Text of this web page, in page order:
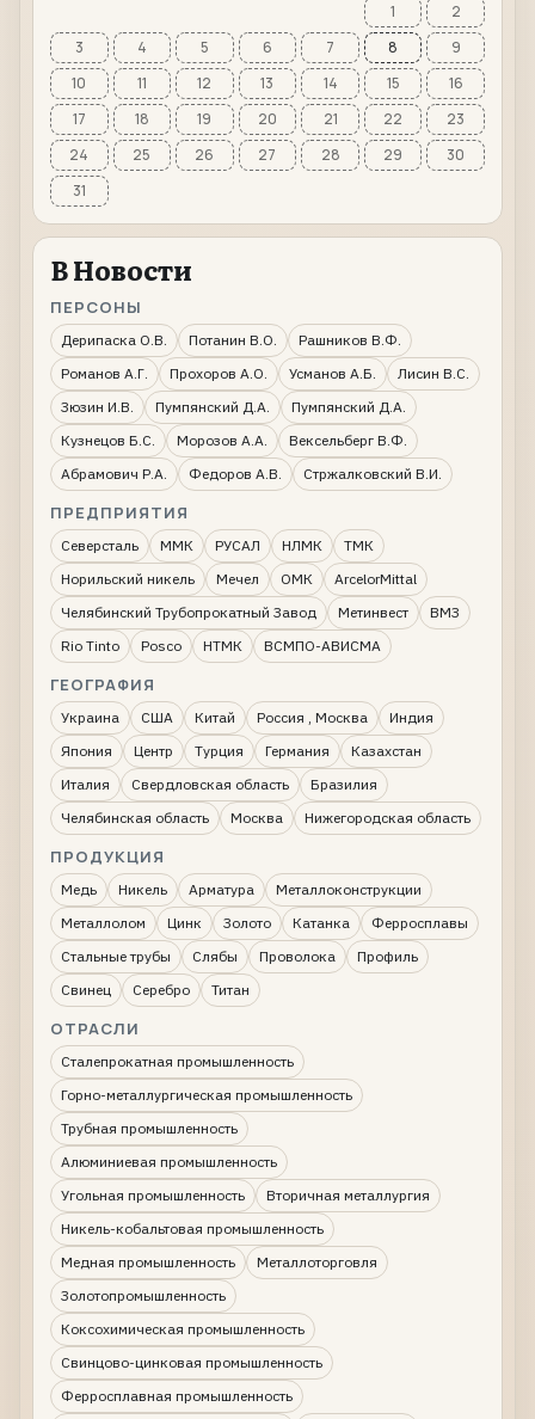
1
2
3
4 5 6 7 8
9
10
11 12 13 14 15
16
17
18 19 20 21 22
23
24
25 26 27 28 29
30
31
В Новости
ПЕРСОНЫ
Дерипаска О.В. Потанин В.О.
Рашников В.Ф.
Романов А.Г.
Прохоров А.О. Усманов А.Б.
Лисин В.С.
Зюзин И.В.
Пумпянский Д.А.
Пумпянский Д.А.
Кузнецов Б.С.
Морозов А.А.
Вексельберг В.Ф.
Абрамович Р.А.
Федоров А.В. Стржалковский В.И.
ПРЕДПРИЯТИЯ
Северсталь ММК РУСАЛ НЛМК
ТМК
Норильский никель
Мечел ОМК
ArcelorMittal
Челябинский Трубопрокатный Завод
Метинвест
ВМЗ
Rio Tinto
Posco НТМК ВСМПО-АВИСМА
ГЕОГРАФИЯ
Украина США Китай Россия , Москва
Индия
Япония
Центр Турция Германия
Казахстан
Италия
Свердловская область
Бразилия
Челябинская область
Москва Нижегородская область
ПРОДУКЦИЯ
Медь Никель Арматура
Металлоконструкции
Металлолом
Цинк Золото Катанка
Ферросплавы
Стальные трубы
Слябы Проволока
Профиль
Свинец
Серебро Титан
ОТРАСЛИ
Сталепрокатная промышленность
Горно-металлургическая промышленность
Трубная промышленность
Алюминиевая промышленность
Угольная промышленность
Вторичная металлургия
Никель-кобальтовая промышленность
Медная промышленность
Металлоторговля
Золотопромышленность
Коксохимическая промышленность
Свинцово-цинковая промышленность
Ферросплавная промышленность